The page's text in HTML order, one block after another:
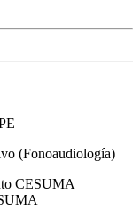
(Fonoaudiología)